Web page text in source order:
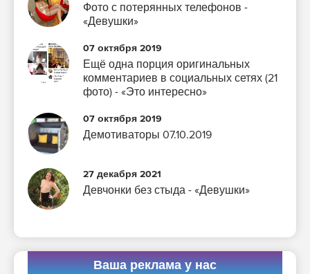
Фото с потерянных телефонов -
«Девушки»
07 октября 2019
Ещё одна порция оригинальных
комментариев в социальных сетях (21
фото) - «Это интересно»
07 октября 2019
Демотиваторы 07.10.2019
27 декабря 2021
Девчонки без стыда - «Девушки»
Ваша реклама у нас